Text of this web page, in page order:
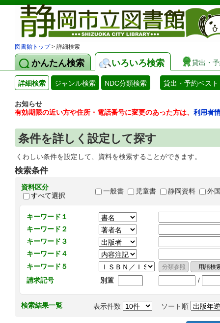
図書館トップ> 詳細検索
かんたん検索 いろいろ検索 貸出・
詳細検索 ジャンル検索 NDC分類検索 貸出・予約ベスト
お知らせ
有効期限の近い方や住所・電話番号に変更のあった方は、 利用者
条件を詳しく設定して探す
くわしい条件を設定して、資料を検索することができます。
検索条件
資料区分
すべて選択
一般書 児童書 静岡資料 外
キーワード１
キーワード２
キーワード３
キーワード４
キーワード５
請求記号
別置 /
検索結果一覧 表示件数 ソート順